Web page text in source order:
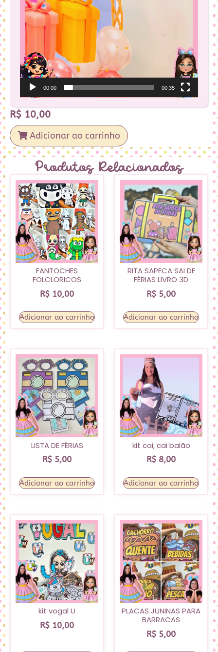
00:00 00:35
R$ 10,00
Adicionar ao carrinho
Produtos Relacionados
FANTOCHES
FOLCLORICOS
R$ 10,00
Adicionar ao carrinho
RITA SAPECA SAI DE
FÉRIAS LIVRO 3D
R$ 5,00
Adicionar ao carrinho
LISTA DE FÉRIAS
R$ 5,00
Adicionar ao carrinho
kit cai, cai balão
R$ 8,00
Adicionar ao carrinho
kit vogal U
R$ 10,00
PLACAS JUNINAS PARA
BARRACAS
R$ 5,00